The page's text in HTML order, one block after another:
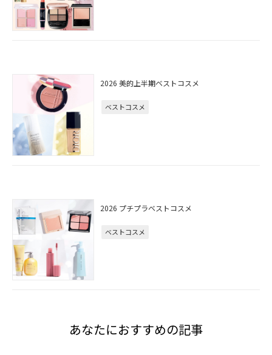
2026 美的上半期ベストコスメ
ベストコスメ
2026 プチプラベストコスメ
ベストコスメ
あなたにおすすめの記事